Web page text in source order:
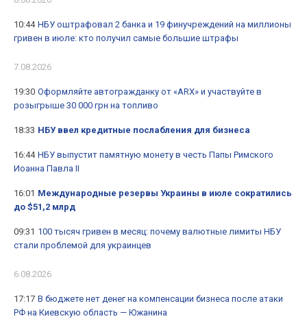
10:44 НБУ оштрафовал 2 банка и 19 финучреждений на миллионы
гривен в июле: кто получил самые большие штрафы
7.08.2026
19:30 Оформляйте автогражданку от «ARX» и участвуйте в
розыгрыше 30 000 грн на топливо
18:33 НБУ ввел кредитные послабления для бизнеса
16:44 НБУ выпустит памятную монету в честь Папы Римского
Иоанна Павла II
16:01 Международные резервы Украины в июле сократились
до $51,2 млрд
09:31 100 тысяч гривен в месяц: почему валютные лимиты НБУ
стали проблемой для украинцев
6.08.2026
17:17 В бюджете нет денег на компенсации бизнеса после атаки
РФ на Киевскую область — Южанина